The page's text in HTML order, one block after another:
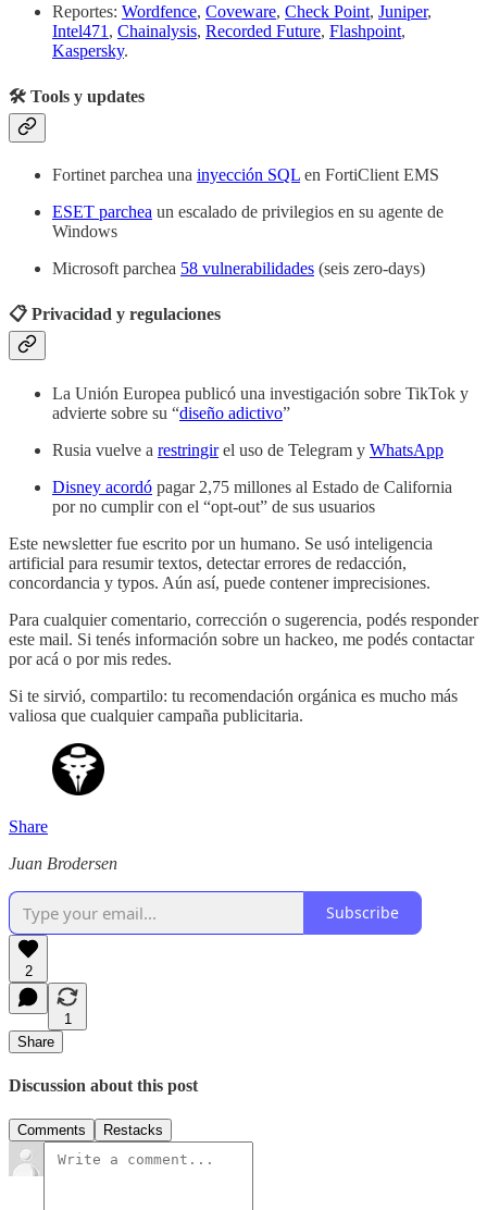
Reportes: Wordfence, Coveware, Check Point, Juniper,
Intel471 , Chainalysis, Recorded Future, Flashpoint,
Kaspersky.
🛠️ Tools y updates
Fortinet parchea una inyección SQL en FortiClient EMS
ESET parchea un escalado de privilegios en su agente de
Windows
Microsoft parchea 58 vulnerabilidades (seis zero-days)
📋 Privacidad y regulaciones
La Unión Europea publicó una investigación sobre TikTok y
advierte sobre su “diseño adictivo”
Rusia vuelve a restringirel uso de Telegram y WhatsApp
Disney acordó pagar 2,75 millones al Estado de California
por no cumplir con el “opt-out” de sus usuarios
Este newsletter fue escrito por un humano. Se usó inteligencia
artificial para resumir textos, detectar errores de redacción,
concordancia y typos. Aún así, puede contener imprecisiones.
Para cualquier comentario, corrección o sugerencia, podés responder
este mail. Si tenés información sobre un hackeo, me podés contactar
por acá o por mis redes.
Si te sirvió, compartilo: tu recomendación orgánica es mucho más
valiosa que cualquier campaña publicitaria.
Share
Juan Brodersen
Subscribe
2
1
Share
Discussion about this post
Comments Restacks